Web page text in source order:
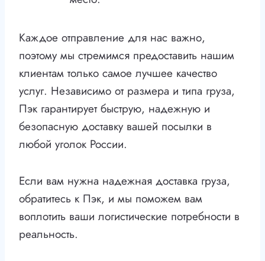
Каждое отправление для нас важно,
поэтому мы стремимся предоставить нашим
клиентам только самое лучшее качество
услуг. Независимо от размера и типа груза,
Пэк гарантирует быструю, надежную и
безопасную доставку вашей посылки в
любой уголок России.
Если вам нужна надежная доставка груза,
обратитесь к Пэк, и мы поможем вам
воплотить ваши логистические потребности в
реальность.